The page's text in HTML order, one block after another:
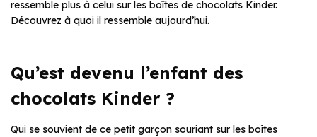
ressemble plus à celui sur les boîtes de chocolats Kinder.
Découvrez à quoi il ressemble aujourd’hui.
Qu’est devenu l’enfant des
chocolats Kinder ?
Qui se souvient de ce petit garçon souriant sur les boîtes